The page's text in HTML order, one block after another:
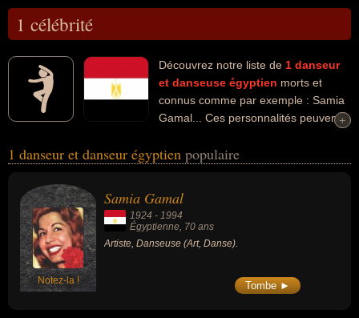
1 célébrité
Découvrez notre liste de 1 danseur
et danseuse égyptien morts et
connus comme par exemple : Samia
Gamal... Ces personnalités peuvent
Ces célébrités peuvent également avoir été artiste.
+
+
1 danseur et danseur égyptien populaire
Notez-la !
Samia Gamal
1924 - 1994
Égyptienne, 70 ans
Artiste, Danseuse (Art, Danse).
Tombe ►